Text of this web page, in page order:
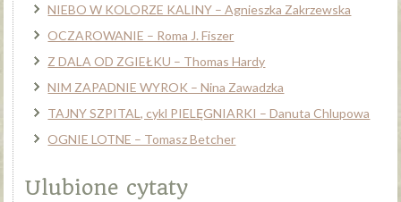
NIEBO W KOLORZE KALINY – Agnieszka Zakrzewska
OCZAROWANIE – Roma J. Fiszer
Z DALA OD ZGIEŁKU – Thomas Hardy
NIM ZAPADNIE WYROK – Nina Zawadzka
TAJNY SZPITAL, cykl PIELĘGNIARKI – Danuta Chlupowa
OGNIE LOTNE – Tomasz Betcher
Ulubione cytaty